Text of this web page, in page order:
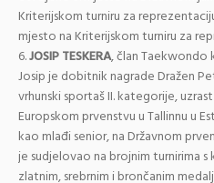
Kriterijskom turniru za
mjesto na Kriterijskom turniru za
6.JOSIP TESKERA, član Taekwondo
Josip je dobitnik nagrade Dražen
vrhunski sportaš II. kategorije,
Europskom prvenstvu u Tallinnu u
kao mlađi senior, na Državnom
je sudjelovao na brojnim turnirima s
zlatnim, srebrnim i brončanim